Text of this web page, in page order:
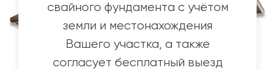
свайного фундамента с учётом
земли и местонахождения
Вашего участка, а также
согласует бесплатный выезд